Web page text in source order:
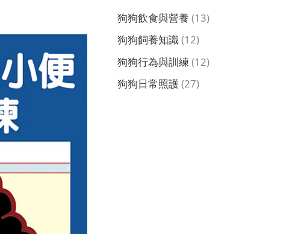
狗狗飲食與營養 (13)
狗狗飼養知識(12)
狗狗行為與訓練 (12)
狗狗日常照護(27)